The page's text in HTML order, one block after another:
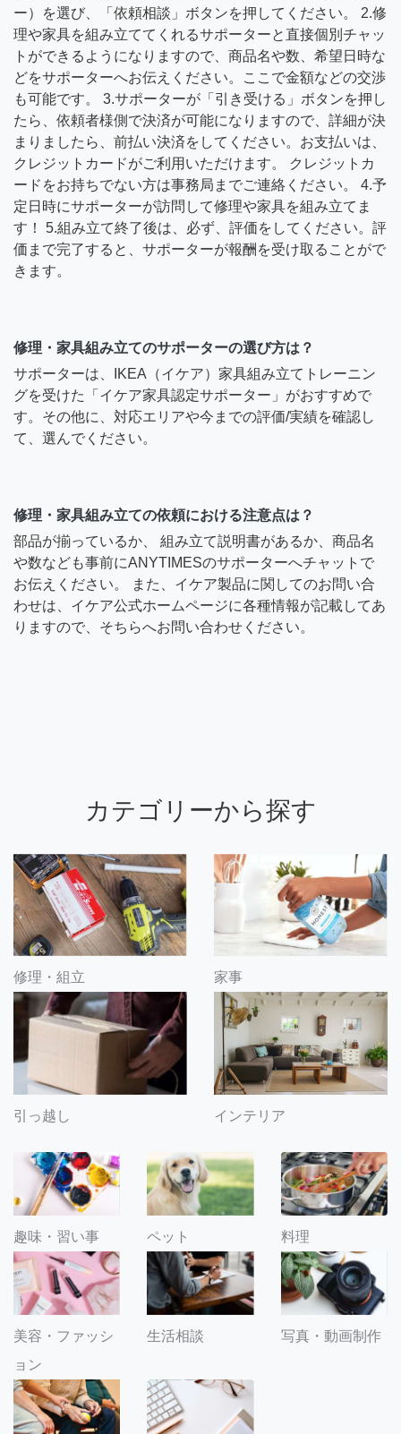
ー）を選び、「依頼相談」ボタンを押してください。 2.修
理や家具を組み立ててくれるサポーターと直接個別チャッ
トができるようになりますので、商品名や数、希望日時な
どをサポーターへお伝えください。ここで金額などの交渉
も可能です。 3.サポーターが「引き受ける」ボタンを押し
たら、依頼者様側で決済が可能になりますので、詳細が決
まりましたら、前払い決済をしてください。お支払いは、
クレジットカードがご利用いただけます。 クレジットカ
ードをお持ちでない方は事務局までご連絡ください。 4.予
定日時にサポーターが訪問して修理や家具を組み立てま
す！ 5.組み立て終了後は、必ず、評価をしてください。評
価まで完了すると、サポーターが報酬を受け取ることがで
きます。
修理・家具組み立てのサポーターの選び方は？
サポーターは、IKEA（イケア）家具組み立てトレーニン
グを受けた「イケア家具認定サポーター」がおすすめで
す。その他に、対応エリアや今までの評価/実績を確認し
て、選んでください。
修理・家具組み立ての依頼における注意点は？
部品が揃っているか、 組み立て説明書があるか、商品名
や数なども事前にANYTIMESのサポーターへチャットで
お伝えください。 また、イケア製品に関してのお問い合
わせは、イケア公式ホームページに各種情報が記載してあ
りますので、そちらへお問い合わせください。
カテゴリーから探す
修理・組立 家事
引っ越し インテリア
趣味・習い事 ペット 料理
美容・ファッシ
ョン
生活相談 写真・動画制作